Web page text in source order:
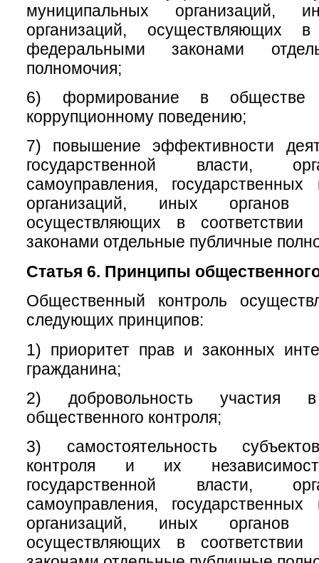
муниципальных организаций,
организаций, осуществляющих
федеральными законами
полномочия;
6) формирование в обществе
коррупционному поведению;
7) повышение эффективности
государственной власти,
самоуправления,
организаций, иных органов
осуществляющих в
законами отдельные публичные
Статья 6. Принципы
Общественный контроль
следующих принципов:
1) приоритет прав и законных
гражданина;
2) добровольность участия в
общественного контроля;
3) самостоятельность
контроля и их
государственной власти,
самоуправления,
организаций, иных органов
осуществляющих в